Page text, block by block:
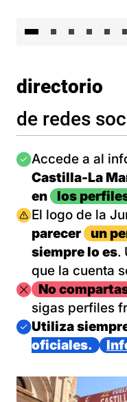
directorio
de redes
Imagen
Accede a al
Castilla-La
en
los
Imagen
El logo de la
parecer
un
siempre lo es.
que la cuenta
Imagen
No
sigas perfiles
Imagen
Utiliza
oficiales.